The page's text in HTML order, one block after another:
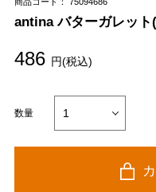
antina バターガレット
486 円(税込)
数量